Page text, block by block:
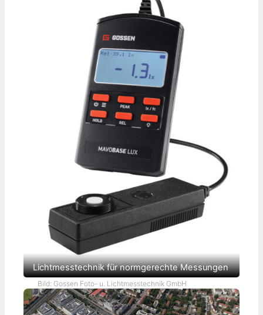
Lichtmesstechnik für normgerechte Messungen
Bild: Gossen Foto- u. Lichtmesstechnik GmbH